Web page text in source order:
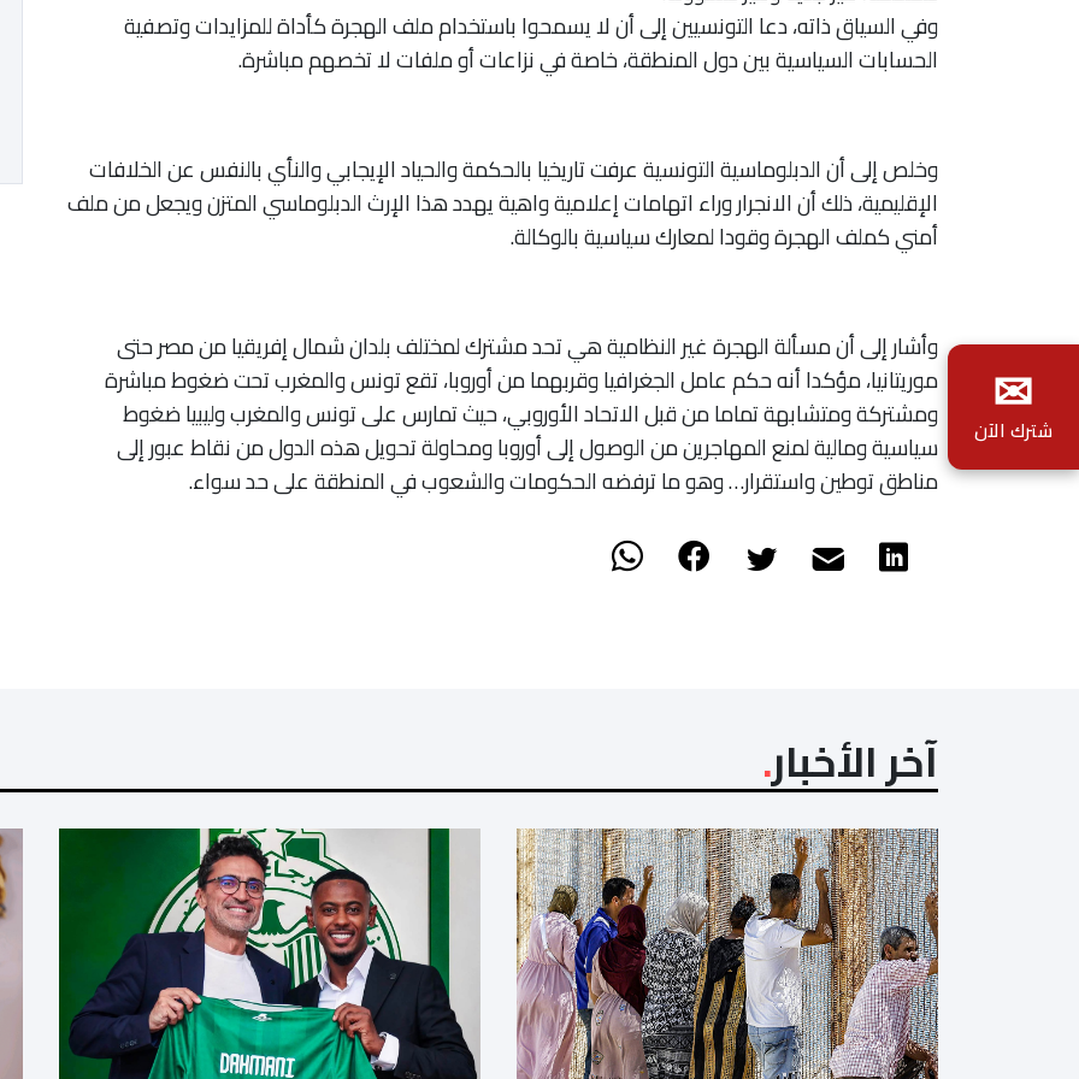
وفي السياق ذاته، دعا التونسيين إلى أن لا يسمحوا باستخدام ملف الهجرة كأداة للمزايدات وتصفية
الحسابات السياسية بين دول المنطقة، خاصة في نزاعات أو ملفات لا تخصهم مباشرة.
وخلص إلى أن الدبلوماسية التونسية عرفت تاريخيا بالحكمة والحياد الإيجابي والنأي بالنفس عن الخلافات
الإقليمية، ذلك أن الانجرار وراء اتهامات إعلامية واهية يهدد هذا الإرث الدبلوماسي المتزن ويجعل من ملف
أمني كملف الهجرة وقودا لمعارك سياسية بالوكالة.
وأشار إلى أن مسألة الهجرة غير النظامية هي تحد مشترك لمختلف بلدان شمال إفريقيا من مصر حتى
موريتانيا، مؤكدا أنه حكم عامل الجغرافيا وقربهما من أوروبا، تقع تونس والمغرب تحت ضغوط مباشرة
ومشتركة ومتشابهة تماما من قبل الاتحاد الأوروبي، حيث تمارس على تونس والمغرب وليبيا ضغوط
سياسية ومالية لمنع المهاجرين من الوصول إلى أوروبا ومحاولة تحويل هذه الدول من نقاط عبور إلى
مناطق توطين واستقرار… وهو ما ترفضه الحكومات والشعوب في المنطقة على حد سواء.
آخر الأخبار
✉
شترك الآن